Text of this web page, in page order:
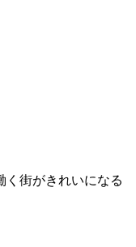
く街がきれいになる